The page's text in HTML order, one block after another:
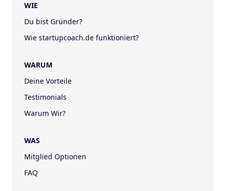
WIE
Du bist Gründer?
Wie startupcoach.de funktioniert?
WARUM
Deine Vorteile
Testimonials
Warum Wir?
WAS
Mitglied Optionen
FAQ